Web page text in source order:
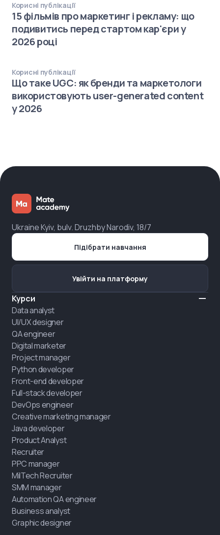
Корисні публікації
15 фільмів про маркетинг і рекламу: що
подивитись перед стартом кар'єри у
2026 році
Корисні публікації
Що таке UGC: як бренди та маркетологи
використовують user-generated content
у 2026
Ukraine Kyiv, bulv. Druzhby Narodiv, 18/7
Курси
Data analyst
UI/UX designer
QA engineer
Digital marketer
Project manager
Python developer
Front-end developer
Full-stack developer
DevOps engineer
Creative marketing manager
Java developer
Product Analyst
Recruiter
PPC manager
MilTech Recruiter
SMM manager
Automation QA engineer
Business analyst
Graphic designer
Підібрати навчання
Увійти на платформу